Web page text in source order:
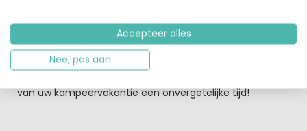
Manerba, die zeker een bezoek waard is.
De schitterende uitzichten op het meer en het plezier
van de zwembaden, het pizzeria-restaurant, de gezellige
van uw kampeervakantie een onvergetelijke tijd!
Accepteer alles
Nee, pas aan